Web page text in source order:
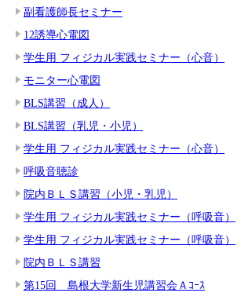
副看護師長セミナー
12誘導心電図
学生用 フィジカル実践セミナー（心音）
モニター心電図
BLS講習（成人）
BLS講習（乳児・小児）
学生用 フィジカル実践セミナー（心音）
呼吸音聴診
院内ＢＬＳ講習（小児・乳児）
学生用 フィジカル実践セミナー（呼吸音）
学生用 フィジカル実践セミナー（呼吸音）
院内ＢＬＳ講習
第15回 島根大学新生児講習会Ａｺｰｽ